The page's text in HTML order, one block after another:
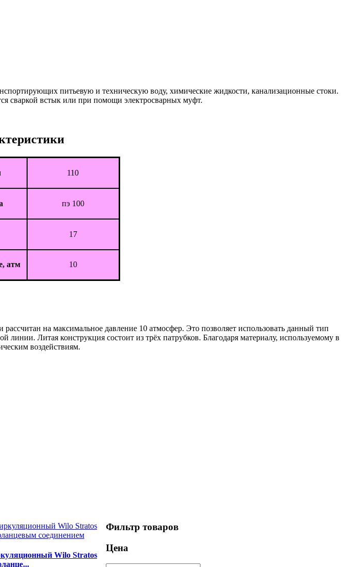
питьевую и техническую воду, химические жидкости, канализационные стоки.
сваркой встык или при помощи электросварных муфт.
110
пэ 100
17
атм 10
на максимальное давление 10 атмосфер. Это позволяет использовать данный тип
Литая конструкция состоит из трёх патрубков. Благодаря материалу, используемому в
воздействиям.
Wilo Stratos
Фильтр товаров
Цена